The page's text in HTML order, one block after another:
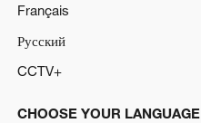
Français
Русский
CCTV+
CHOOSE YOUR LANGUAGE